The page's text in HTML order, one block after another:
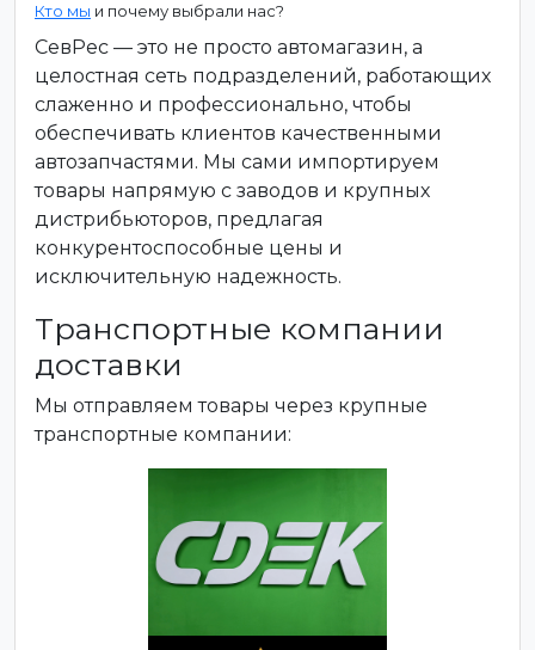
Кто мы и почему выбрали нас?
СевРес — это не просто автомагазин, а
целостная сеть подразделений, работающих
слаженно и профессионально, чтобы
обеспечивать клиентов качественными
автозапчастями. Мы сами импортируем
товары напрямую с заводов и крупных
дистрибьюторов, предлагая
конкурентоспособные цены и
исключительную надежность.
Транспортные компании
доставки
Мы отправляем товары через крупные
транспортные компании: